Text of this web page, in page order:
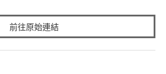
前往原始連結